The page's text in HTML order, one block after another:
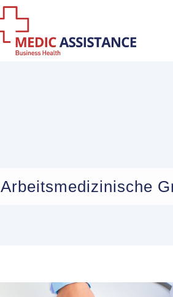
Arbeitsmedizinische